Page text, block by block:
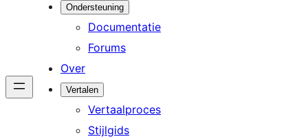
Ondersteuning
Documentatie
Forums
Over
Vertalen
Vertaalproces
Stijlgids